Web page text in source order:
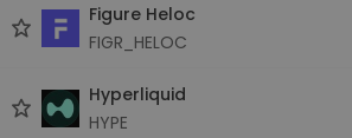
Figure Heloc
FIGR_HELOC
Hyperliquid
HYPE